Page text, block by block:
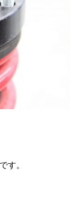
す。